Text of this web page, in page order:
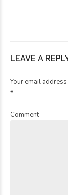
LEAVE A
Your email
*
Comment